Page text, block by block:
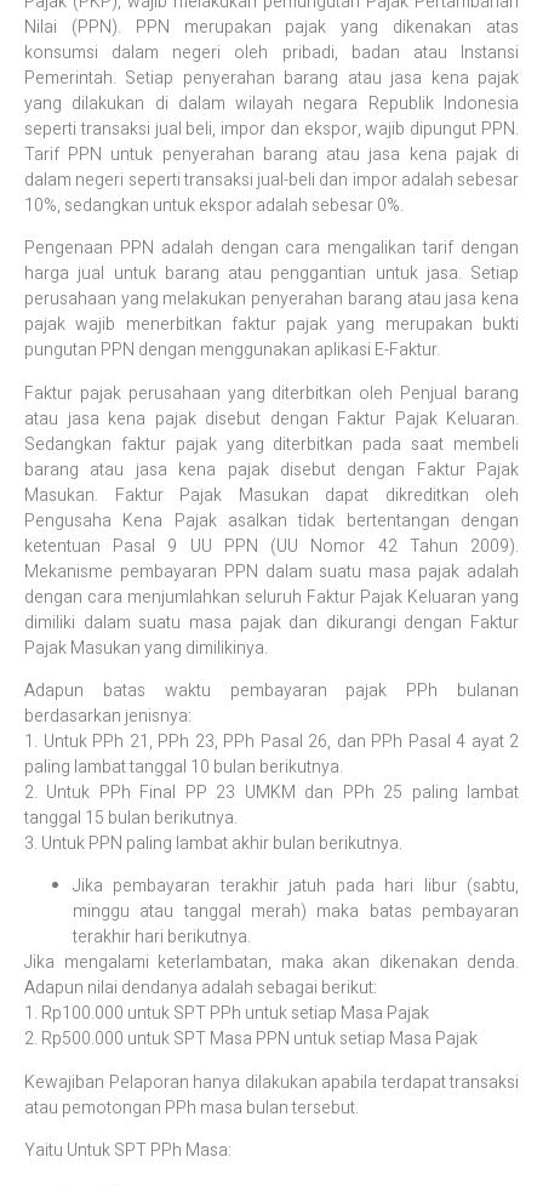
Nilai (PPN). PPN merupakan pajak yang dikenakan atas
konsumsi dalam negeri oleh pribadi, badan atau Instansi
Pemerintah. Setiap penyerahan barang atau jasa kena pajak
yang dilakukan di dalam wilayah negara Republik Indonesia
seperti transaksi jual beli, impor dan ekspor, wajib dipungut PPN.
Tarif PPN untuk penyerahan barang atau jasa kena pajak di
dalam negeri seperti transaksi jual-beli dan impor adalah sebesar
10%, sedangkan untuk ekspor adalah sebesar 0%.
Pengenaan PPN adalah dengan cara mengalikan tarif dengan
harga jual untuk barang atau penggantian untuk jasa. Setiap
perusahaan yang melakukan penyerahan barang atau jasa kena
pajak wajib menerbitkan faktur pajak yang merupakan bukti
pungutan PPN dengan menggunakan aplikasi E-Faktur.
Faktur pajak perusahaan yang diterbitkan oleh Penjual barang
atau jasa kena pajak disebut dengan Faktur Pajak Keluaran.
Sedangkan faktur pajak yang diterbitkan pada saat membeli
barang atau jasa kena pajak disebut dengan Faktur Pajak
Masukan. Faktur Pajak Masukan dapat dikreditkan oleh
Pengusaha Kena Pajak asalkan tidak bertentangan dengan
ketentuan Pasal 9 UU PPN (UU Nomor 42 Tahun 2009).
Mekanisme pembayaran PPN dalam suatu masa pajak adalah
dengan cara menjumlahkan seluruh Faktur Pajak Keluaran yang
dimiliki dalam suatu masa pajak dan dikurangi dengan Faktur
Pajak Masukan yang dimilikinya.
Adapun batas waktu pembayaran pajak PPh bulanan
berdasarkan jenisnya:
1. Untuk PPh 21, PPh 23, PPh Pasal 26, dan PPh Pasal 4 ayat 2
paling lambat tanggal 10 bulan berikutnya.
2. Untuk PPh Final PP 23 UMKM dan PPh 25 paling lambat
tanggal 15 bulan berikutnya.
3. Untuk PPN paling lambat akhir bulan berikutnya.
Jika pembayaran terakhir jatuh pada hari libur (sabtu,
minggu atau tanggal merah) maka batas pembayaran
terakhir hari berikutnya.
Jika mengalami keterlambatan, maka akan dikenakan denda.
Adapun nilai dendanya adalah sebagai berikut:
1. Rp100.000 untuk SPT PPh untuk setiap Masa Pajak
2. Rp500.000 untuk SPT Masa PPN untuk setiap Masa Pajak
Kewajiban Pelaporan hanya dilakukan apabila terdapat transaksi
atau pemotongan PPh masa bulan tersebut.
Yaitu Untuk SPT PPh Masa: